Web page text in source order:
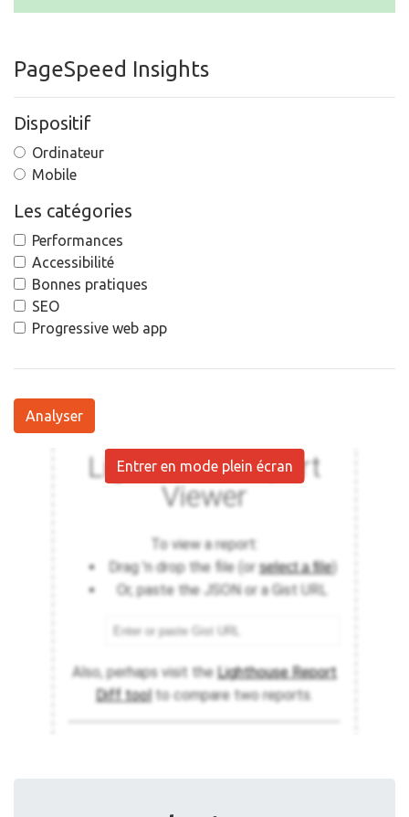
PageSpeed Insights
Dispositif
Ordinateur
Mobile
Les catégories
Performances
Accessibilité
Bonnes pratiques
SEO
Progressive web app
Analyser
Entrer en mode plein écran